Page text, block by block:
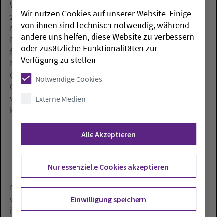
Weihnachtskonzerten: «Hier wird wohl durchgängig
2G gelten, denn sonst könnte man nicht ausreichend
Menschen hineinlassen und die Anzahl an
Eintrittskarten verkaufen, mit denen diese Konzerte
finanziert werden.» Es sei deshalb auch im Sinne der
Musikerinnen und Musiker, dass nur Genesene und
Geimpfte Einlass finden. Bei kleineren
Gemeindeveranstaltungen und Gesprächskreisen
werde es ähnlich sein. Alle sollten sich sicher fühlen
können.
Man könne immer noch einiges lernen von der Art,
wie Reformatoren vor 500 Jahren mit der Pandemie
ihrer Zeit, der Pest, umgegangen sind, schreibt
Wir nutzen Cookies auf unserer Website. Einige
von ihnen sind technisch notwendig, während
andere uns helfen, diese Website zu verbessern
oder zusätzliche Funktionalitäten zur
Verfügung zu stellen
Notwendige Cookies
Externe Medien
Alle Akzeptieren
Nur essenzielle Cookies akzeptieren
Einwilligung speichern